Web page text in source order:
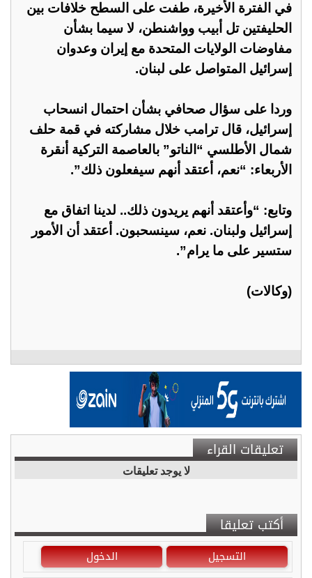
في الفترة الأخيرة، طفت على السطح خلافات بين
الحليفتين تل أبيب وواشنطن، لا سيما بشأن
مفاوضات الولايات المتحدة مع إيران وعدوان
إسرائيل المتواصل على لبنان.
وردا على سؤال صحافي بشأن احتمال انسحاب
إسرائيل، قال ترامب خلال مشاركته في قمة حلف
شمال الأطلسي “الناتو” بالعاصمة التركية أنقرة
الأربعاء: “نعم، أعتقد أنهم سيفعلون ذلك”.
وتابع: “وأعتقد أنهم يريدون ذلك.. لدينا اتفاق مع
إسرائيل ولبنان. نعم، سينسحبون. أعتقد أن الأمور
ستسير على ما يرام”.
(وكالات)
تعليقات القراء
لا يوجد تعليقات
أكتب تعليقا
التسجيل الدخول